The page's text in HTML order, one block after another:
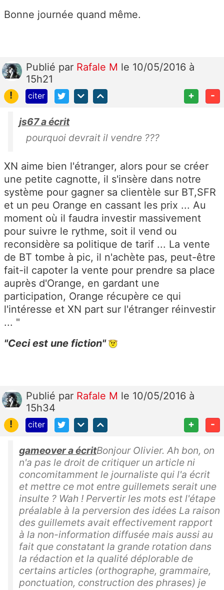
Bonne journée quand même.
Publié par Rafale M le 10/05/2016 à
15h21
!
citer + -
js67 a écrit
pourquoi devrait il vendre ???
XN aime bien l'étranger, alors pour se créer
une petite cagnotte, il s'insère dans notre
système pour gagner sa clientèle sur BT,SFR
et un peu Orange en cassant les prix ... Au
moment où il faudra investir massivement
pour suivre le rythme, soit il vend ou
reconsidère sa politique de tarif ... La vente
de BT tombe à pic, il n'achète pas, peut-être
fait-il capoter la vente pour prendre sa place
auprès d'Orange, en gardant une
participation, Orange récupère ce qui
l'intéresse et XN part sur l'étranger réinvestir
... "
"Ceci est une fiction"
Publié par Rafale M le 10/05/2016 à
15h34
!
citer + -
gameover a écritBonjour Olivier. Ah bon, on
n'a pas le droit de critiquer un article ni
concomitamment le journaliste qui l'a écrit
et mettre ce mot entre guillemets serait une
insulte ? Wah ! Pervertir les mots est l'étape
préalable à la perversion des idées La raison
des guillemets avait effectivement rapport
à la non-information diffusée mais aussi au
fait que constatant la grande rotation dans
la rédaction et la qualité déplorable de
certains articles (orthographe, grammaire,
ponctuation, construction des phrases) je